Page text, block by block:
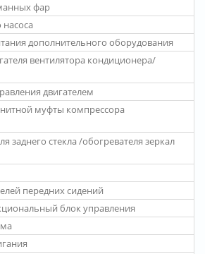
фар
насоса
дополнительного оборудования
вентилятора кондиционера/
двигателем
муфты компрессора
заднего стекла /обогревателя зеркал
передних сидений
блок управления